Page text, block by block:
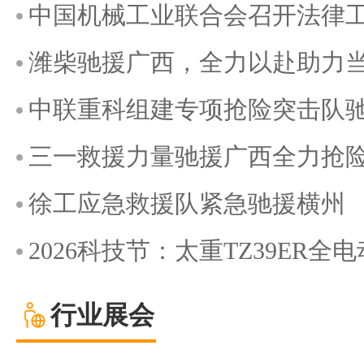
中国机械工业联合会召开法律
潍柴驰援广西，全力以赴助力
中联重科组建专项抢险突击队
三一救援力量驰援广西全力抢
徐工应急救援队紧急驰援横州
2026科技节：太重TZ39ER全
行业展会